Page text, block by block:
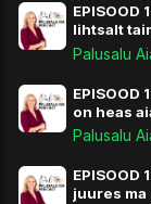
lihtsalt
Palusalu
on heas
Palusalu
EPISOOD
juures ma